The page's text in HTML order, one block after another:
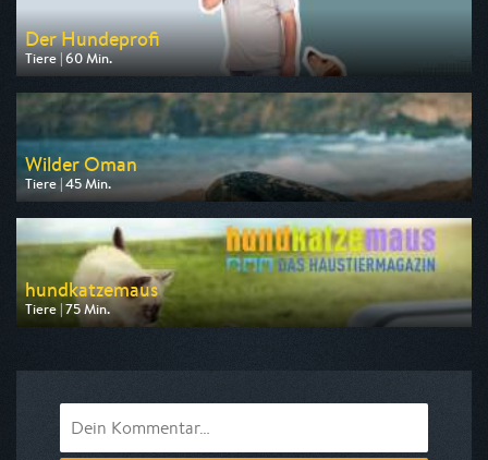
Der Hundeprofi
Tiere | 60 Min.
Ausgestrahlt von VOX
am 08.08.2026, 16:55
Wilder Oman
Tiere | 45 Min.
Ausgestrahlt von arte
am 11.08.2026, 17:50
hundkatzemaus
Tiere | 75 Min.
Ausgestrahlt von VOX